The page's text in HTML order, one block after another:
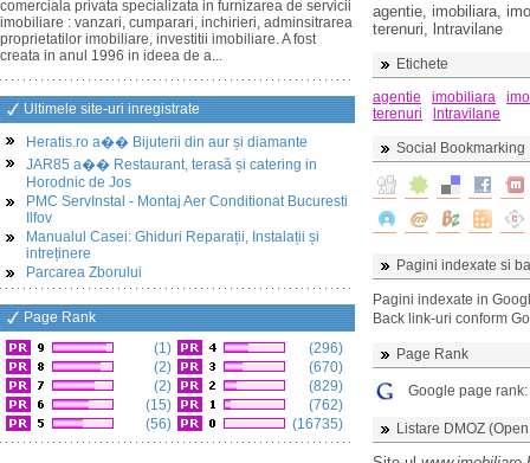
comerciala privata specializata in furnizarea de servicii
imobiliare : vanzari, cumparari, inchirieri, adminsitrarea
proprietatilor imobiliare, investitii imobiliare. A fost
creata in anul 1996 in ideea de a...
Ultimele site-uri inregistrate
Heratis.ro a�� Bijuterii din aur și diamante
JAR85 a�� Restaurant, terasă și catering in
Horodnic de Jos
PMC ServInstal - Montaj Aer Conditionat Bucuresti
Ilfov
Manualul Casei: Ghiduri Reparații, Instalații și
intreținere
Parcarea Zborului
Page Rank
(1)
(2)
(2)
(15)
(56)
(296)
(670)
(829)
(762)
(16735)
agentie, imobiliara,
terenuri, lntravilane
Etichete
agentie
imobiliara
terenuri
lntravilane
Social Bookmarking
Pagini indexate si
Pagini indexate in
Back link-uri conform
Page Rank
Google page rank:
Listare DMOZ